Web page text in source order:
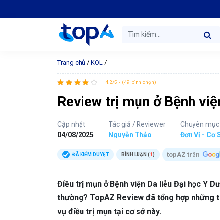
Trang chủ / KOL /
4.2/5 - (49 bình chọn)
Review trị mụn ở Bệnh
Cập nhật
04/08/2025
Tác giả / Reviewer
Nguyễn Thảo
Chuyên mục
Đơn Vị - Cơ
ĐÃ KIỂM DUYỆT BÌNH LUẬN (1) topAZ trên
Điều trị mụn ở Bệnh viện Da liễu Đại học Y
thường? TopAZ Review đã tổng hợp những
vụ điều trị mụn tại cơ sở này.